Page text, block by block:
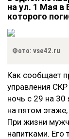
на ул. 1 Мая в
которого
Фото: vse42.ru
Как сообщает
управления
ночь с 29 на 30
на пятом
При жизни
напитками. Его